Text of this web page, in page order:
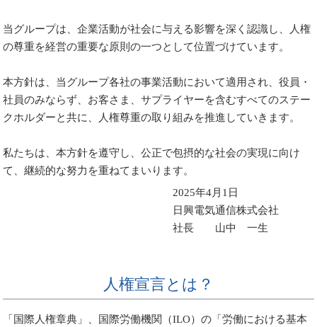
当グループは、企業活動が社会に与える影響を深く認識し、人権
の尊重を経営の重要な原則の一つとして位置づけています。
本方針は、当グループ各社の事業活動において適用され、役員・
社員のみならず、お客さま、サプライヤーを含むすべてのステー
クホルダーと共に、人権尊重の取り組みを推進していきます。
私たちは、本方針を遵守し、公正で包摂的な社会の実現に向け
て、継続的な努力を重ねてまいります。
2025年4月1日
日興電気通信株式会社
社長 山中 一生
人権宣言とは？
「国際人権章典」、国際労働機関（ILO）の「労働における基本